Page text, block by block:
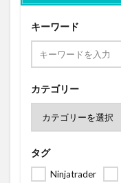
キーワード
カテゴリー
タグ
Ninjatrader